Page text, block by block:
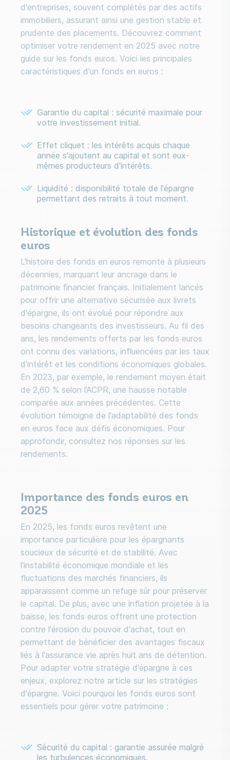
d'entreprises, souvent complétés par des actifs
immobiliers, assurant ainsi une gestion stable et
prudente des placements. Découvrez comment
optimiser votre rendement en 2025 avec notre
guide sur les fonds euros. Voici les principales
caractéristiques d'un fonds en euros :
Garantie du capital : sécurité maximale pour
votre investissement initial.
Effet cliquet : les intérêts acquis chaque
année s'ajoutent au capital et sont eux-
mêmes producteurs d'intérêts.
Liquidité : disponibilité totale de l'épargne
permettant des retraits à tout moment.
Historique et évolution des fonds
euros
L'histoire des fonds en euros remonte à plusieurs
décennies, marquant leur ancrage dans le
patrimoine financier français. Initialement lancés
pour offrir une alternative sécurisée aux livrets
d'épargne, ils ont évolué pour répondre aux
besoins changeants des investisseurs. Au fil des
ans, les rendements offerts par les fonds euros
ont connu des variations, influencées par les taux
d'intérêt et les conditions économiques globales.
En 2023, par exemple, le rendement moyen était
de 2,60 % selon l’ACPR, une hausse notable
comparée aux années précédentes. Cette
évolution témoigne de l'adaptabilité des fonds
en euros face aux défis économiques. Pour
approfondir, consultez nos réponses sur les
rendements.
Importance des fonds euros en
2025
En 2025, les fonds euros revêtent une
importance particulière pour les épargnants
soucieux de sécurité et de stabilité. Avec
l'instabilité économique mondiale et les
fluctuations des marchés financiers, ils
apparaissent comme un refuge sûr pour préserver
le capital. De plus, avec une inflation projetée à la
baisse, les fonds euros offrent une protection
contre l'érosion du pouvoir d'achat, tout en
permettant de bénéficier des avantages fiscaux
liés à l'assurance vie après huit ans de détention.
Pour adapter votre stratégie d'épargne à ces
enjeux, explorez notre article sur les stratégies
d'épargne. Voici pourquoi les fonds euros sont
essentiels pour gérer votre patrimoine :
Sécurité du capital : garantie assurée malgré
les turbulences économiques.